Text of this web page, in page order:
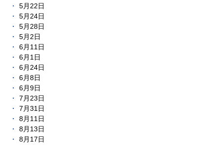
5月22日
5月24日
5月28日
5月2日
6月11日
6月1日
6月24日
6月8日
6月9日
7月23日
7月31日
8月11日
8月13日
8月17日